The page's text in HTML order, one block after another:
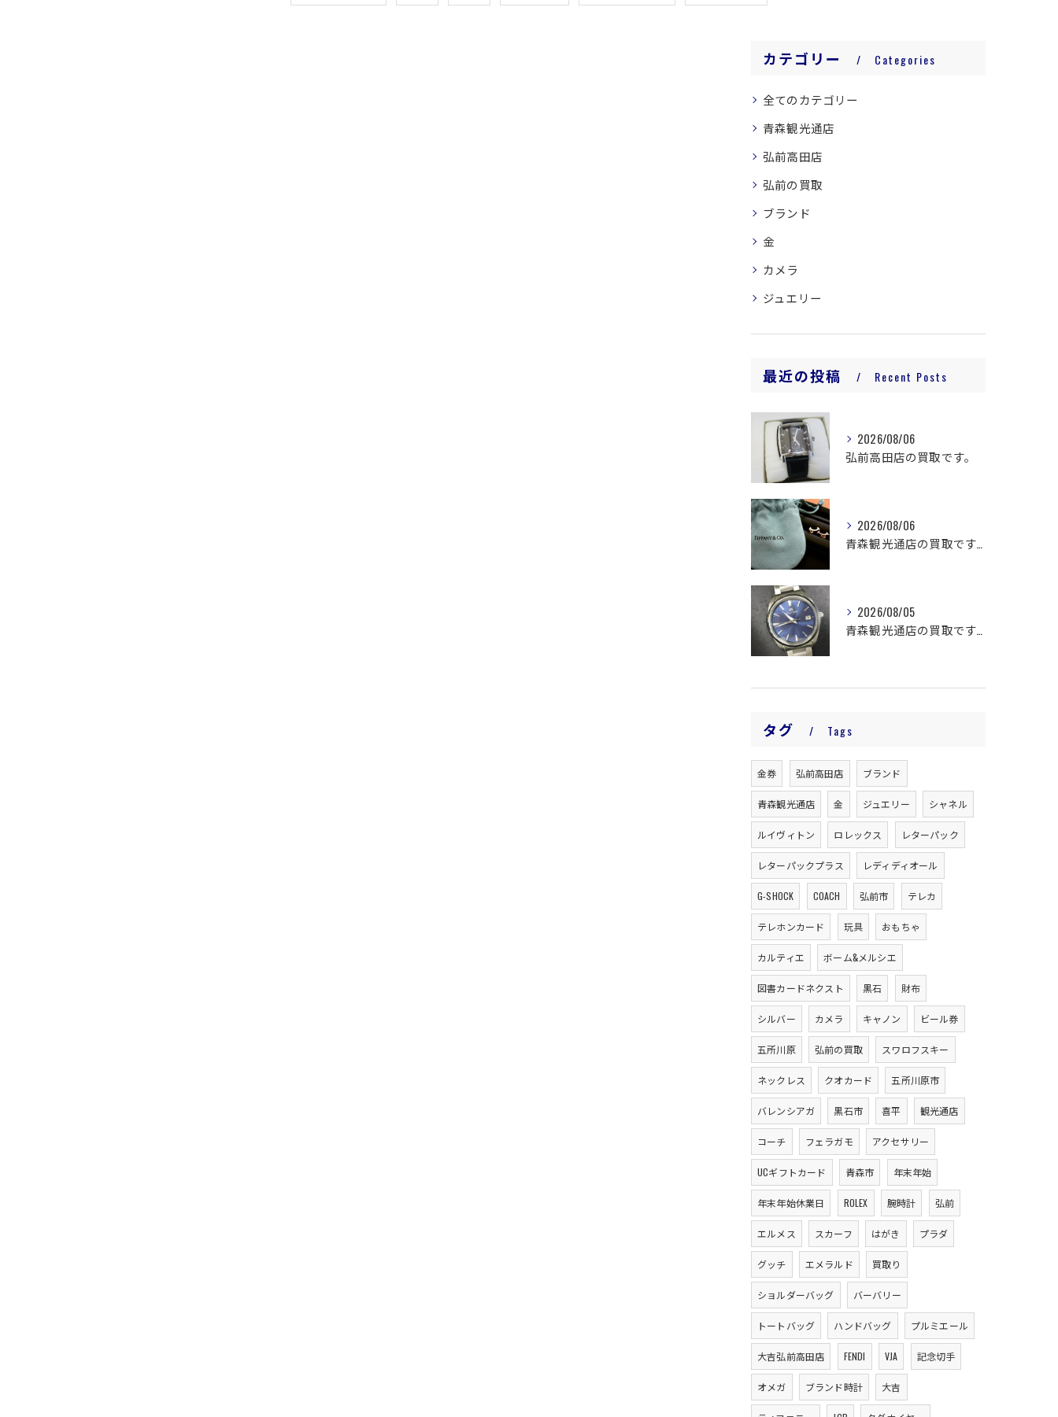
カテゴリー Categories
全てのカテゴリー
青森観光通店
弘前高田店
弘前の買取
ブランド
金
カメラ
ジュエリー
最近の投稿 Recent Posts
2026/08/06
弘前高田店の買取です。
2026/08/06
青森観光通店の買取です。
2026/08/05
青森観光通店の買取です。
タグ Tags
金券 弘前高田店 ブランド
青森観光通店 金 ジュエリー シャネル
ルイヴィトン ロレックス レターパック
レターパックプラス レディディオール
G-SHOCK COACH 弘前市 テレカ
テレホンカード 玩具 おもちゃ
カルティエ ボーム&メルシエ
図書カードネクスト 黒石 財布
シルバー カメラ キャノン ビール券
五所川原 弘前の買取 スワロフスキー
ネックレス クオカード 五所川原市
バレンシアガ 黒石市 喜平 観光通店
コーチ フェラガモ アクセサリー
UCギフトカード 青森市 年末年始
年末年始休業日 ROLEX 腕時計 弘前
エルメス スカーフ はがき プラダ
グッチ エメラルド 買取り
ショルダーバッグ バーバリー
トートバッグ ハンドバッグ プルミエール
大吉弘前高田店 FENDI VJA 記念切手
オメガ ブランド時計 大吉